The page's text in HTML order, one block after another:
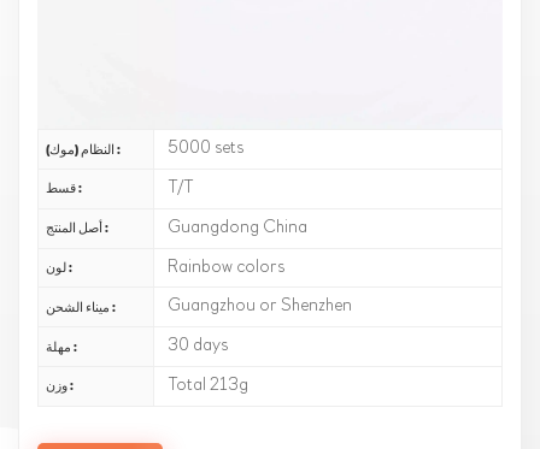
النظام (موك) : 5000 sets
قسط : T/T
أصل المنتج : Guangdong China
لون : Rainbow colors
ميناء الشحن : Guangzhou or Shenzhen
مهلة : 30 days
وزن : Total 213g